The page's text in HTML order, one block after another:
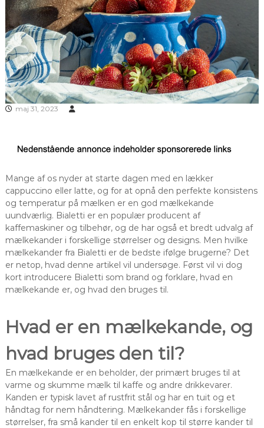
maj 31, 2023
Mange af os nyder at starte dagen med en lækker
cappuccino eller latte, og for at opnå den perfekte konsistens
og temperatur på mælken er en god mælkekande
uundværlig. Bialetti er en populær producent af
kaffemaskiner og tilbehør, og de har også et bredt udvalg af
mælkekander i forskellige størrelser og designs. Men hvilke
mælkekander fra Bialetti er de bedste ifølge brugerne? Det
er netop, hvad denne artikel vil undersøge. Først vil vi dog
kort introducere Bialetti som brand og forklare, hvad en
mælkekande er, og hvad den bruges til.
Hvad er en mælkekande, og
hvad bruges den til?
En mælkekande er en beholder, der primært bruges til at
varme og skumme mælk til kaffe og andre drikkevarer.
Kanden er typisk lavet af rustfrit stål og har en tuit og et
håndtag for nem håndtering. Mælkekander fås i forskellige
størrelser, fra små kander til en enkelt kop til større kander til